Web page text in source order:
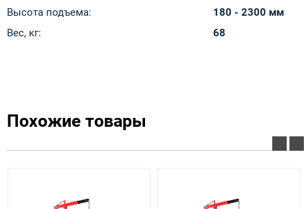
Высота подъема:
180 - 2300 мм
Вес, кг:
68
Похожие товары